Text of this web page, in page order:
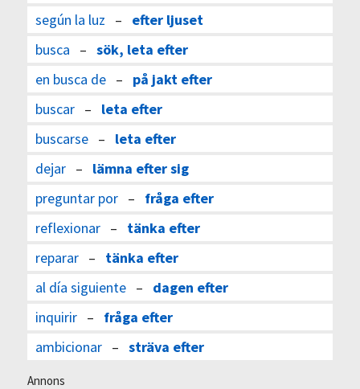
según la luz – efter ljuset
busca – sök, leta efter
en busca de– på jakt efter
buscar– leta efter
buscarse– leta efter
dejar– lämna efter sig
preguntar por– fråga efter
reflexionar– tänka efter
reparar– tänka efter
al día siguiente– dagen efter
inquirir– fråga efter
ambicionar– sträva efter
Annons